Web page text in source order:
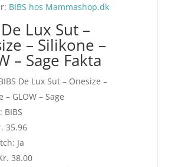
BIBS hos Mammashop.dk
Lux Sut –
– Silikone –
– Sage Fakta
De Lux Sut – Onesize –
– GLOW – Sage
BIBS
35.96
Ja
38.00